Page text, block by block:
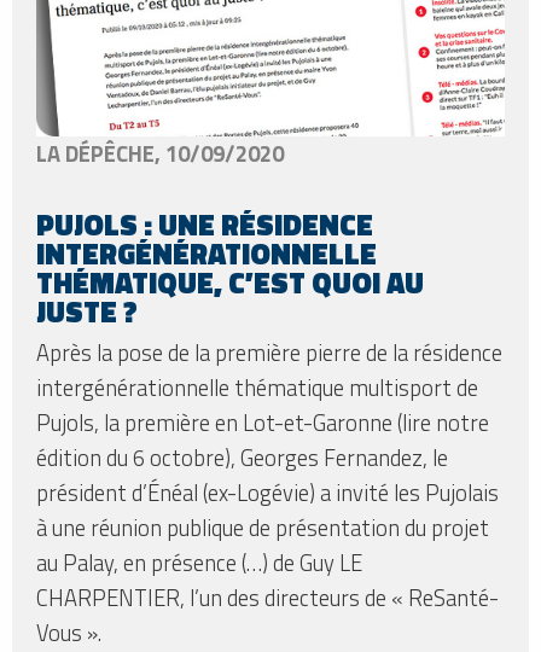
LA DÉPÊCHE, 10/09/2020
PUJOLS : UNE RÉSIDENCE
INTERGÉNÉRATIONNELLE
THÉMATIQUE, C’EST QUOI AU
JUSTE ?
Après la pose de la première pierre de la résidence
intergénérationnelle thématique multisport de
Pujols, la première en Lot-et-Garonne (lire notre
édition du 6 octobre), Georges Fernandez, le
président d’Énéal (ex-Logévie) a invité les Pujolais
à une réunion publique de présentation du projet
au Palay, en présence (…) de Guy LE
CHARPENTIER, l’un des directeurs de « ReSanté-
Vous ».